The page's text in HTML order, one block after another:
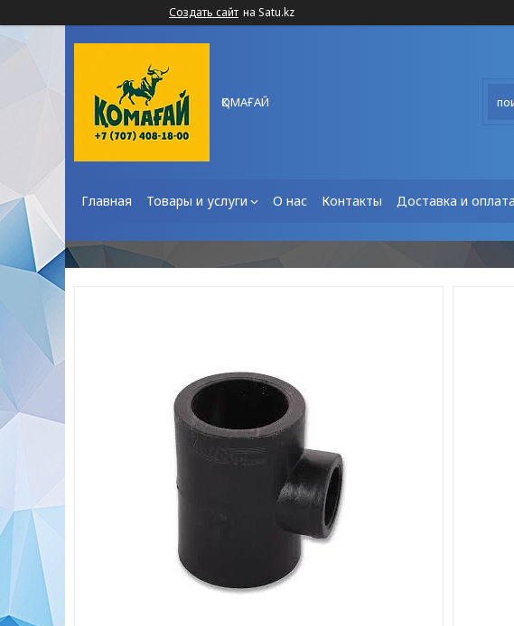
Создать сайт на Satu.kz
ҚОМАҒАЙ
Главная Товары и услуги О нас Контакты Доставка и оплата